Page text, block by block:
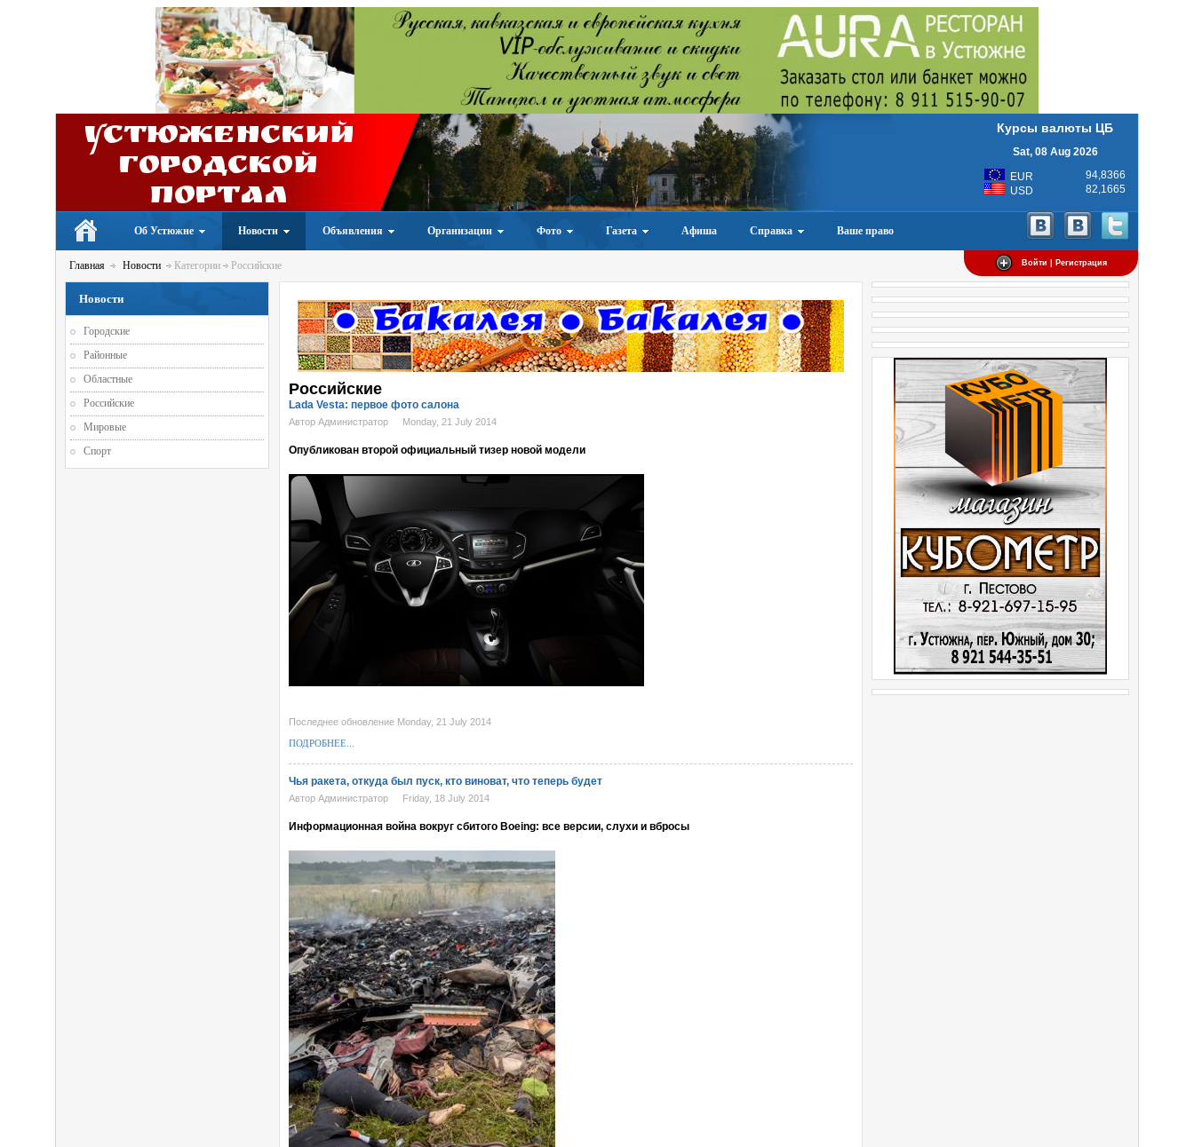
Устюженский
Городской
портал
Курсы валюты ЦБ
Sat, 08 Aug 2026
EUR
94,8366
USD
82,1665
Об Устюжне Новости Объявления Организации Фото Газета Афиша Справка Ваше право
Войти | Регистрация
Главная Новости Категории Российские
Российские
Lada Vesta: первое фото салона
Автор Администратор Monday, 21 July 2014
Опубликован второй официальный тизер новой модели
Последнее обновление Monday, 21 July 2014
ПОДРОБНЕЕ...
Чья ракета, откуда был пуск, кто виноват, что теперь будет
Автор Администратор Friday, 18 July 2014
Информационная война вокруг сбитого Boeing: все версии, слухи и вбросы
Новости
Городские
Районные
Областные
Российские
Мировые
Спорт